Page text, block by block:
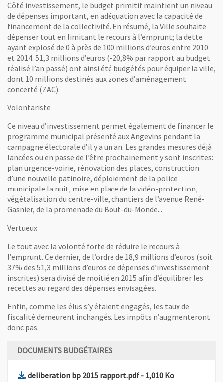
Côté investissement, le budget primitif maintient un niveau
de dépenses important, en adéquation avec la capacité de
financement de la collectivité. En résumé, la Ville souhaite
dépenser tout en limitant le recours à l’emprunt; la dette
ayant explosé de 0 à près de 100 millions d’euros entre 2010
et 2014. 51,3 millions d’euros (-20,8% par rapport au budget
réalisé l’an passé) ont ainsi été budgétés pour équiper la ville,
dont 10 millions destinés aux zones d’aménagement
concerté (ZAC).
Volontariste
Ce niveau d’investissement permet également de financer le
programme municipal présenté aux Angevins pendant la
campagne électorale d’il y a un an. Les grandes mesures déjà
lancées ou en passe de l’être prochainement y sont inscrites:
plan urgence-voirie, rénovation des places, construction
d’une nouvelle patinoire, déploiement de la police
municipale la nuit, mise en place de la vidéo-protection,
végétalisation du centre-ville, chantiers de l’avenue René-
Gasnier, de la promenade du Bout-du-Monde...
Vertueux
Le tout avec la volonté forte de réduire le recours à
l’emprunt. Ce dernier, de l’ordre de 18,9 millions d’euros (soit
37% des 51,3 millions d’euros de dépenses d’investissement
inscrites) sera divisé de moitié en 2015 afin d’équilibrer les
recettes au regard des dépenses envisagées.
Enfin, comme les élus s’y étaient engagés, les taux de
fiscalité demeurent inchangés. Les impôts n’augmenteront
donc pas.
DOCUMENTS BUDGÉTAIRES
deliberation bp 2015 rapport.pdf, Fichier au format Pdf
- 1,010 Ko, Ouvre une